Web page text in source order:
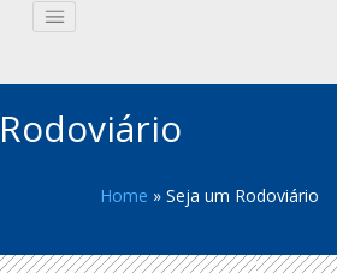
Home » Seja um Rodoviário